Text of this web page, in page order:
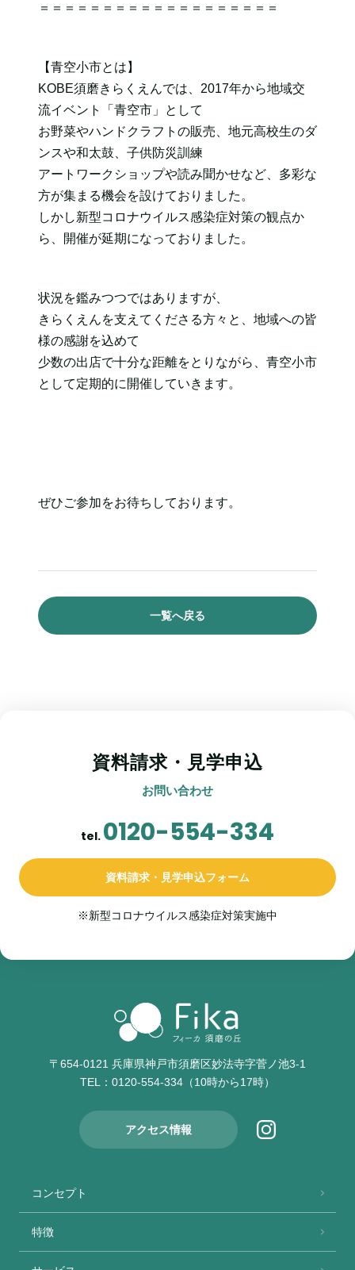
＝＝＝＝＝＝＝＝＝＝＝＝＝＝＝＝＝＝＝
【青空小市とは】
KOBE須磨きらくえんでは、2017年から地域交
流イベント「青空市」として
お野菜やハンドクラフトの販売、地元高校生のダ
ンスや和太鼓、子供防災訓練
アートワークショップや読み聞かせなど、多彩な
方が集まる機会を設けておりました。
しかし新型コロナウイルス感染症対策の観点か
ら、開催が延期になっておりました。
状況を鑑みつつではありますが、
きらくえんを支えてくださる方々と、地域への皆
様の感謝を込めて
少数の出店で十分な距離をとりながら、青空小市
として定期的に開催していきます。
ぜひご参加をお待ちしております。
一覧へ戻る
資料請求・見学申込
お問い合わせ
tel. 0120-554-334
資料請求・見学申込フォーム
※新型コロナウイルス感染症対策実施中
〒654-0121 兵庫県神戸市須磨区妙法寺字菅ノ池3-1
TEL： 0120-554-334 （10時から17時）
アクセス情報
コンセプト
特徴